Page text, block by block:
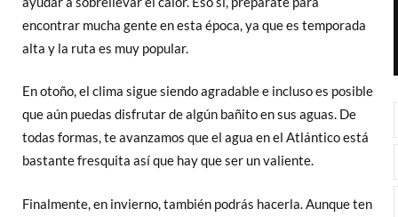
encontrar mucha gente en esta época, ya que es temporada
alta y la ruta es muy popular.
En otoño, el clima sigue siendo agradable e incluso es posible
que aún puedas disfrutar de algún bañito en sus aguas. De
todas formas, te avanzamos que el agua en el Atlántico está
bastante fresquita así que hay que ser un valiente.
Finalmente, en invierno, también podrás hacerla. Aunque ten